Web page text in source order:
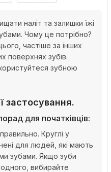
наліт та залишки їжі
Чому це потрібно?
частіше за інших
поверхнях зубів.
зубною
застосування.
для початківців:
Круглі у
для людей, які мають
зубами. Якщо зуби
вибирайте